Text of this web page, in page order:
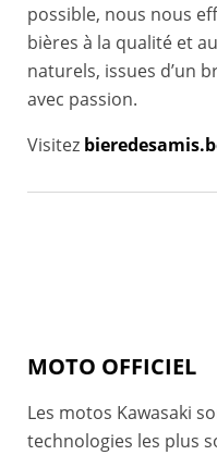
possible, nous nous
bières à la qualité et
naturels, issues d’un
avec passion.
Visitez
MOTO OFFICIEL
Les motos Kawasaki
technologies les plus